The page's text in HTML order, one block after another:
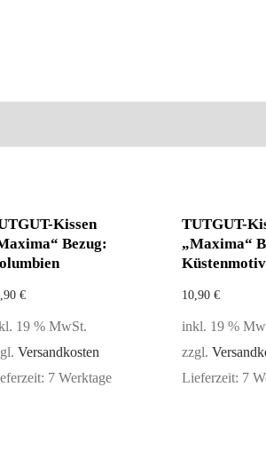
Kissen
Bezug:
€
19 % MwSt.
Versandkosten
7 Werktage
TUTGUT-
„Maxima“
10,90€
inkl. 19 %
zzgl.
Lieferzeit: 7